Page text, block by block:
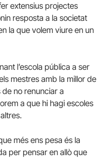
extensius projectes
resposta a la societat
la que volem viure en un
l’escola pública a ser
mestres amb la millor de
no renunciar a
a que hi hagi escoles
més ens pesa és la
per pensar en allò que